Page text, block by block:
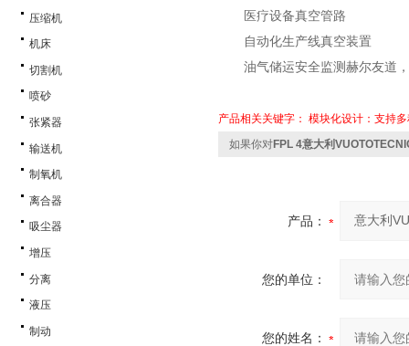
压缩机
机床
切割机
喷砂
张紧器
输送机
制氧机
离合器
吸尘器
增压
分离
液压
制动
医疗设备真空管路
自动化生产线真空装置
油气储运安全监测 赫尔友道
产品相关关键字： 模块化设计：支持
如果你对FPL 4意大利
产品：
您的单位：
您的姓名：